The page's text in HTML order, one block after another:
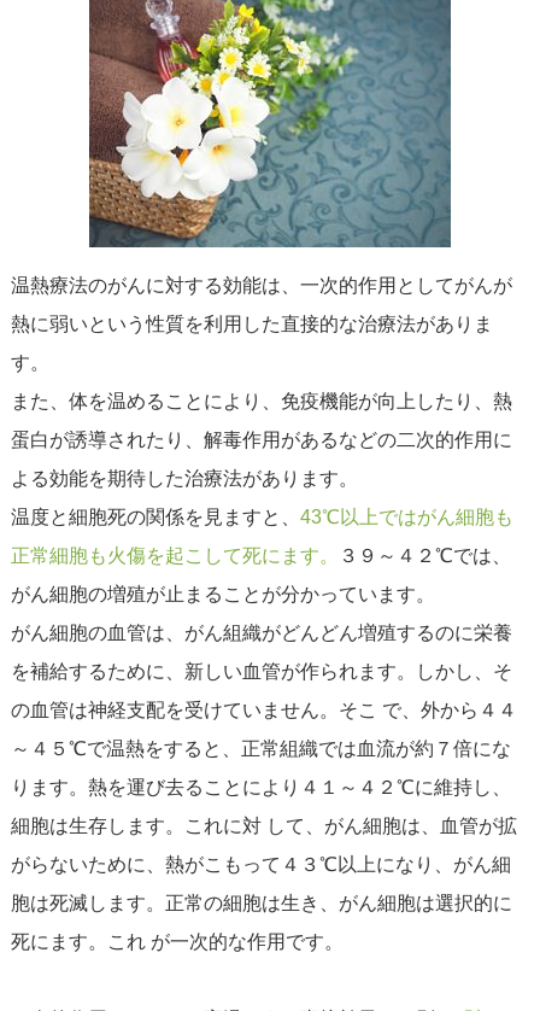
温熱療法のがんに対する効能は、一次的作用としてがんが
熱に弱いという性質を利用した直接的な治療法がありま
す。
また、体を温めることにより、免疫機能が向上したり、熱
蛋白が誘導されたり、解毒作用があるなどの二次的作用に
よる効能を期待した治療法があります。
温度と細胞死の関係を見ますと、 43℃以上ではがん細胞も
正常細胞も火傷を起こして死にます。
３９～４２℃では、
がん細胞の増殖が止まることが分かっています。
がん細胞の血管は、がん組織がどんどん増殖するのに栄養
を補給するために、新しい血管が作られます。しかし、そ
の血管は神経支配を受けていません。そこ で、外から４４
～４５℃で温熱をすると、正常組織では血流が約７倍にな
ります。熱を運び去ることにより４１～４２℃に維持し、
細胞は生存します。これに対 して、がん細胞は、血管が拡
がらないために、熱がこもって４３℃以上になり、がん細
胞は死滅します。正常の細胞は生き、がん細胞は選択的に
死にます。これ が一次的な作用です。